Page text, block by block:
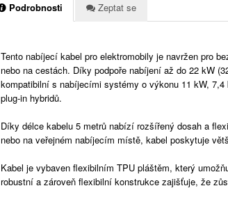
Podrobnosti Zeptat se
Tento nabíjecí kabel pro elektromobily je navržen pro
nebo na cestách. Díky podpoře nabíjení až do 22 kW
kompatibilní s nabíjecími systémy o výkonu 11 kW,
plug-in hybridů.
Díky délce kabelu 5 metrů nabízí rozšířený dosah a
nebo na veřejném nabíjecím místě, kabel poskytuje
Kabel je vybaven flexibilním TPU pláštěm, který
robustní a zároveň flexibilní konstrukce zajišťuje, že